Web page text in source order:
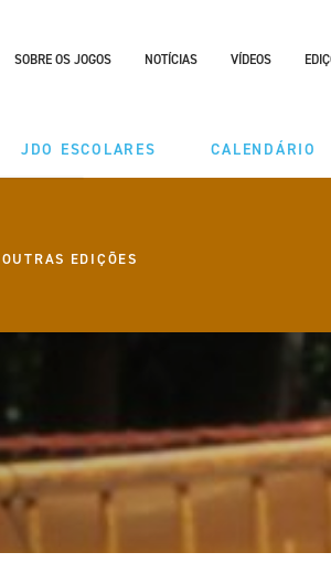
SOBRE OS JOGOS NOTÍCIAS VÍDEOS
JDO ESCOLARES CALENDÁRIO
OUTRAS EDIÇÕES